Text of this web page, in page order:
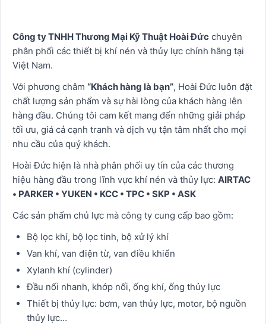
Công ty TNHH Thương Mại Kỹ Thuật Hoài Đức chuyên
phân phối các thiết bị khí nén và thủy lực chính hãng tại
Việt Nam.
Với phương châm “Khách hàng là bạn”, Hoài Đức luôn đặt
chất lượng sản phẩm và sự hài lòng của khách hàng lên
hàng đầu. Chúng tôi cam kết mang đến những giải pháp
tối ưu, giá cả cạnh tranh và dịch vụ tận tâm nhất cho mọi
nhu cầu của quý khách.
Hoài Đức hiện là nhà phân phối uy tín của các thương
hiệu hàng đầu trong lĩnh vực khí nén và thủy lực: AIRTAC
• PARKER • YUKEN • KCC • TPC • SKP • ASK
Các sản phẩm chủ lực mà công ty cung cấp bao gồm:
Bộ lọc khí, bộ lọc tinh, bộ xử lý khí
Van khí, van điện từ, van điều khiển
Xylanh khí (cylinder)
Đầu nối nhanh, khớp nối, ống khí, ống thủy lực
Thiết bị thủy lực: bơm, van thủy lực, motor, bộ nguồn
thủy lực…